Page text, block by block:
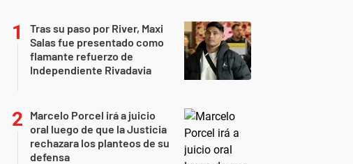
Tras su paso por River, Maxi
Salas fue presentado como
flamante refuerzo de
Independiente Rivadavia
Marcelo Porcel irá a juicio
oral luego de que la Justicia
rechazara los planteos de su
defensa